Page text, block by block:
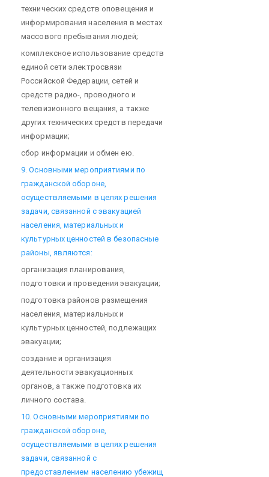
технических средств оповещения и
информирования населения в местах
массового пребывания людей;
комплексное использование средств
единой сети электросвязи
Российской Федерации, сетей и
средств радио-, проводного и
телевизионного вещания, а также
других технических средств передачи
информации;
сбор информации и обмен ею.
9. Основными мероприятиями по
гражданской обороне,
осуществляемыми в целях решения
задачи, связанной с эвакуацией
населения, материальных и
культурных ценностей в безопасные
районы, являются:
организация планирования,
подготовки и проведения эвакуации;
подготовка районов размещения
населения, материальных и
культурных ценностей, подлежащих
эвакуации;
создание и организация
деятельности эвакуационных
органов, а также подготовка их
личного состава.
10. Основными мероприятиями по
гражданской обороне,
осуществляемыми в целях решения
задачи, связанной с
предоставлением населению убежищ